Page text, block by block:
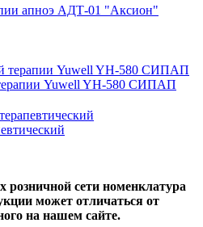
апноэ АДТ-01 "Аксион"
Yuwell YH-580 СИПАП
сети номенклатура
может отличаться от
на нашем сайте.